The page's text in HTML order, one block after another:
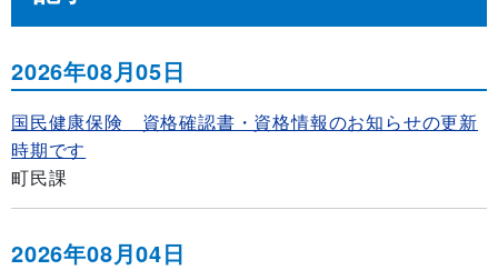
2026年08月05日
国民健康保険 資格確認書・資格情報のお知らせの更新
時期です
町民課
2026年08月04日